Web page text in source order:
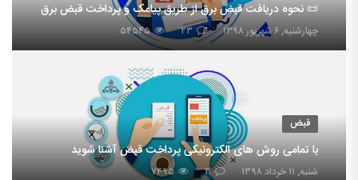
📜 نحوه دریافت قبض برق از طریق پیامک و پرداخت قبض برق
چهارشنبه, ۶ شهریور ۱۳۹۸ ۲۳ ۵۴۵۴۵
قبض
با تمامی روش های الکترونیکی پرداخت قبض آشنا شوید
شنبه, ۱۱ خرداد ۱۳۹۸ ۳ ۷۴۹۵